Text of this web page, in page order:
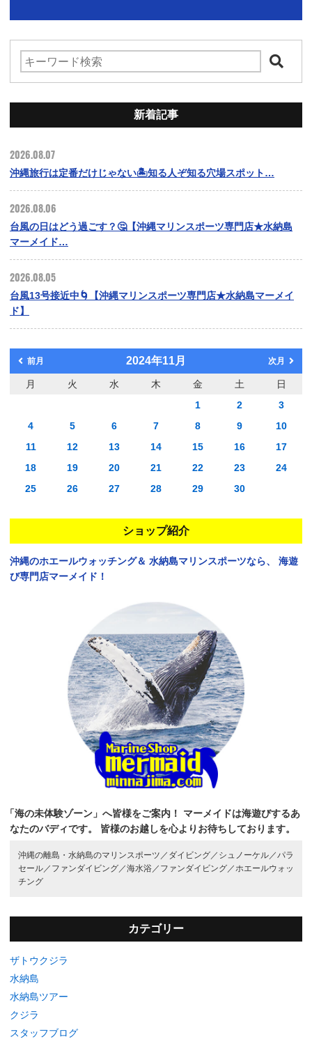
新着記事
2026.08.07
沖縄旅行は定番だけじゃない🏝️知る人ぞ知る穴場スポット…
2026.08.06
台風の日はどう過ごす？🤔【沖縄マリンスポーツ専門店★水納島
マーメイド…
2026.08.05
台風13号接近中🌀【沖縄マリンスポーツ専門店★水納島マーメイ
ド】
前月 2024年11月 次月
月 火 水 木 金 土
日
1
2
3
4
5 6 7 8 9
10
11
12 13 14 15 16
17
18
19 20 21 22 23
24
25
26 27 28 29 30
ショップ紹介
沖縄のホエールウォッチング＆ 水納島マリンスポーツなら、
海遊
び専門店マーメイド！
「海の未体験ゾーン」へ皆様をご案内！
マーメイドは海遊びするあ
なたのバディです。
皆様のお越しを心よりお待ちしております。
沖縄の離島・水納島のマリンスポーツ／ ダイビング／ シュノーケル／パラ
セール／ ファンダイビング／海水浴／ ファンダイビング／ホエールウォッ
チング
カテゴリー
ザトウクジラ
水納島
水納島ツアー
クジラ
スタッフブログ